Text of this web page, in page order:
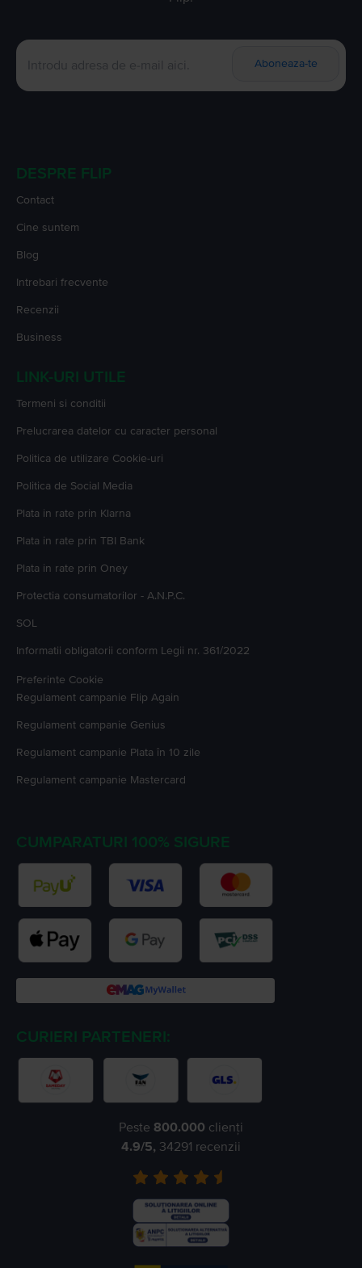
Aboneaza-te
DESPRE FLIP
Contact
Cine suntem
Blog
Intrebari frecvente
Recenzii
Business
LINK-URI UTILE
Termeni si conditii
Prelucrarea datelor cu caracter personal
Politica de utilizare Cookie-uri
Politica de Social Media
Plata in rate prin Klarna
Plata in rate prin TBI Bank
Plata in rate prin Oney
Protectia consumatorilor - A.N.P.C.
SOL
Informatii obligatorii conform Legii nr. 361/2022
Preferinte Cookie
Regulament campanie Flip Again
Regulament campanie Genius
Regulament campanie Plata în 10 zile
Regulament campanie Mastercard
CUMPARATURI 100% SIGURE
CURIERI PARTENERI:
Peste 800.000 clienți
4.9/5, 34291 recenzii